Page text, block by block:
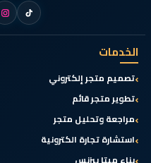
الخدمات
تصميم متجر إلكتروني
تطوير متجر قائم
مراجعة وتحليل متجر
استشارة تجارة الكترونية